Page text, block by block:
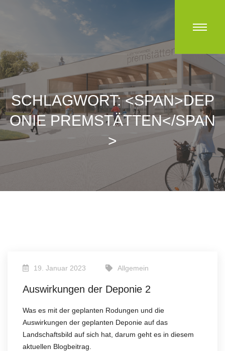
SCHLAGWORT: <SPAN>DEP
ONIE PREMSTÄTTEN</SPAN
>
19. Januar 2023 Allgemein
Auswirkungen der Deponie 2
Was es mit der geplanten Rodungen und die
Auswirkungen der geplanten Deponie auf das
Landschaftsbild auf sich hat, darum geht es in diesem
aktuellen Blogbeitrag.